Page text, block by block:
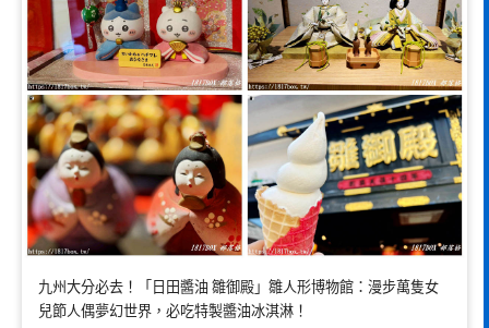
九州大分必去！「日田醬油 雛御殿」雛人形博物館：漫步萬隻女
兒節人偶夢幻世界，必吃特製醬油冰淇淋！